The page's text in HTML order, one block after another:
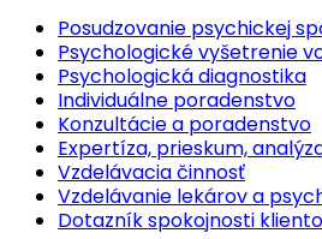
Posudzovanie psychickej
Psychologické vyšetrenie
Psychologická diagnostika
Individuálne poradenstvo
Konzultácie a poradenstvo
Expertíza, prieskum,
Vzdelávacia činnosť
Vzdelávanie lekárov a
Dotazník spokojnosti